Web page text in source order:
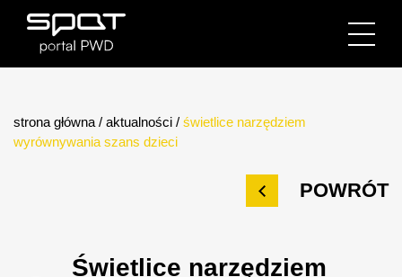
strona główna / aktualności / świetlice narzędziem
wyrównywania szans dzieci
POWRÓT
Świetlice narzędziem